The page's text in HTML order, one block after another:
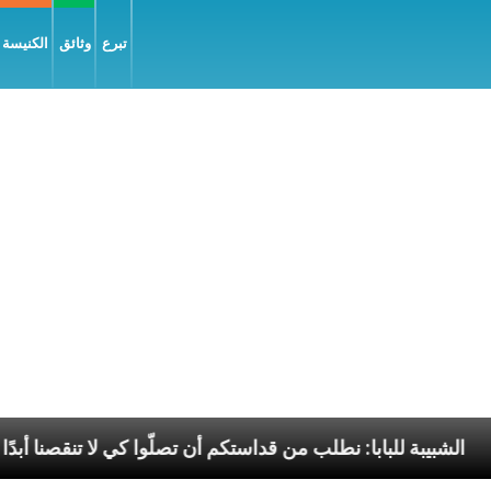
وثائق تبرع
الشبيبة للبابا: نطلب من قداستكم أن إنجيل السّلام